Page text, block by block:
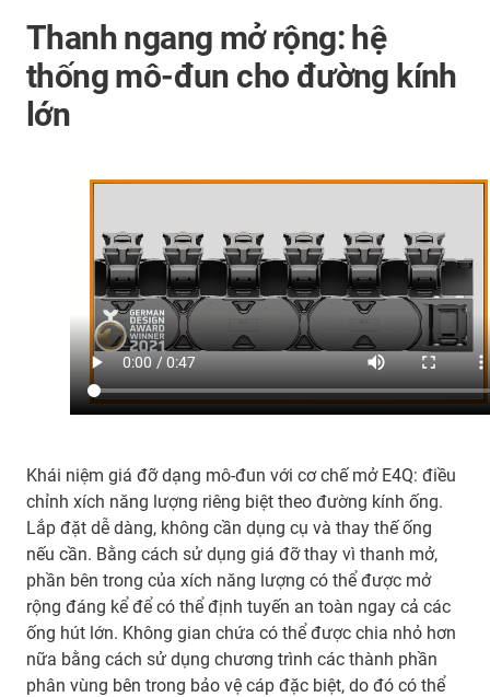
Thanh ngang mở rộng: hệ
thống mô-đun cho đường kính
lớn
Khái niệm giá đỡ dạng mô-đun với cơ chế mở E4Q: điều
chỉnh xích năng lượng riêng biệt theo đường kính ống.
Lắp đặt dễ dàng, không cần dụng cụ và thay thế ống
nếu cần. Bằng cách sử dụng giá đỡ thay vì thanh mở,
phần bên trong của xích năng lượng có thể được mở
rộng đáng kể để có thể định tuyến an toàn ngay cả các
ống hút lớn. Không gian chứa có thể được chia nhỏ hơn
nữa bằng cách sử dụng chương trình các thành phần
phân vùng bên trong bảo vệ cáp đặc biệt, do đó có thể